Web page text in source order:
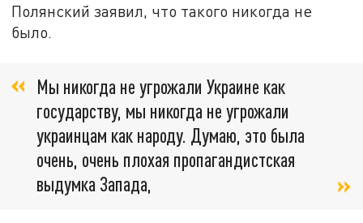
Полянский заявил, что такого никогда не
было.
Мы никогда не угрожали Украине как
государству, мы никогда не угрожали
украинцам как народу. Думаю, это была
очень, очень плохая пропагандистская
выдумка Запада,